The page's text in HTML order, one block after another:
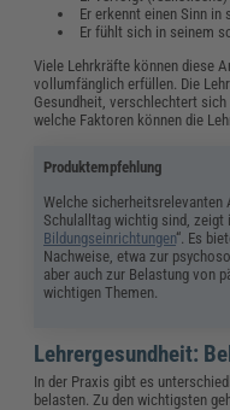
Er erkennt einen Sinn in
Er fühlt sich in seinem
Viele Lehrkräfte können diese
vollumfänglich erfüllen. Die
Gesundheit, verschlechtert
welche Faktoren können die
Produktempfehlung
Welche
Schulalltag wichtig sind, zeigt
Bildungseinrichtungen“. Es
Nachweise, etwa zur
aber auch zur Belastung von
wichtigen Themen.
Lehrergesundheit:
In der Praxis gibt es
belasten. Zu den wichtigsten